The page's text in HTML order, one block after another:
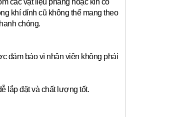
các vật liệu phẳng hoặc kín có
khí dính cũ không thể mang theo
chóng.
đảm bảo vì nhân viên không phải
lắp đặt và chất lượng tốt.